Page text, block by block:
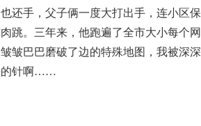
还手，父子俩一度大打出手，连小区保
跳。三年来，他跑遍了全市大小每个网
皱巴巴磨破了边的特殊地图，我被深深
的针啊……